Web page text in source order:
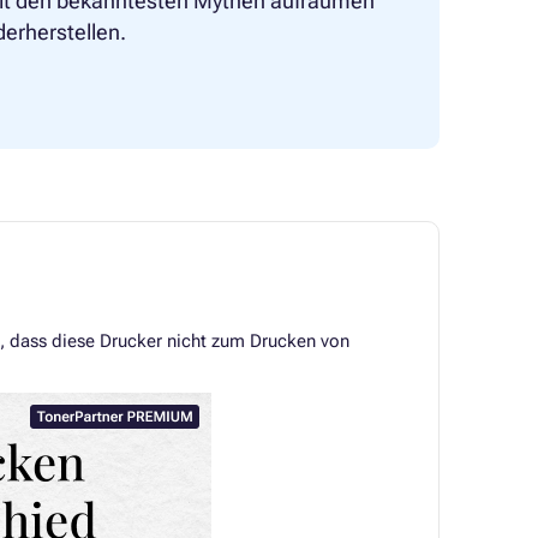
diese Drucker nicht zum Drucken von